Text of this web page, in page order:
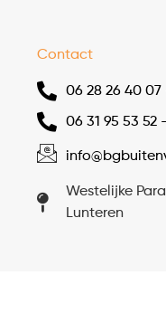
Contact
06 28 26 40
06 31 95 53 52
Westelijke
Lunteren